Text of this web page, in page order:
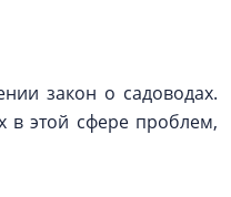
закон о садоводах.
в этой сфере проблем,